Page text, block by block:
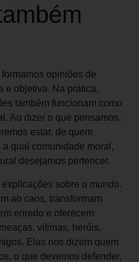
opiniões de
e objetiva. Na prática,
também funcionam como
Ao dizer o que pensamos,
estar, de quem
qual comunidade moral,
desejamos pertencer.
sobre o mundo.
ao caos, transformam
enredo e oferecem
vítimas, heróis,
Elas nos dizem quem
o que devemos defender,